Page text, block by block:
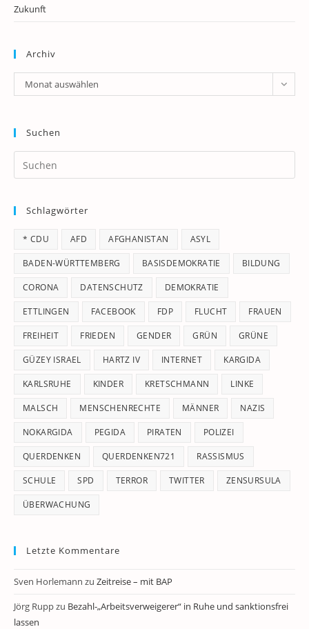
Zukunft
Archiv
Archiv
Monat auswählen
Suchen
Schlagwörter
* CDU AFD AFGHANISTAN ASYL
BADEN-WÜRTTEMBERG BASISDEMOKRATIE BILDUNG
CORONA DATENSCHUTZ DEMOKRATIE
ETTLINGEN FACEBOOK FDP FLUCHT FRAUEN
FREIHEIT FRIEDEN GENDER GRÜN GRÜNE
GÜZEY ISRAEL HARTZ IV INTERNET KARGIDA
KARLSRUHE KINDER KRETSCHMANN LINKE
MALSCH MENSCHENRECHTE MÄNNER NAZIS
NOKARGIDA PEGIDA PIRATEN POLIZEI
QUERDENKEN QUERDENKEN721 RASSISMUS
SCHULE SPD TERROR TWITTER ZENSURSULA
ÜBERWACHUNG
Letzte Kommentare
Sven Horlemann zu Zeitreise – mit BAP
Jörg Ruppzu Bezahl-„Arbeitsverweigerer“ in Ruhe und sanktionsfrei
lassen